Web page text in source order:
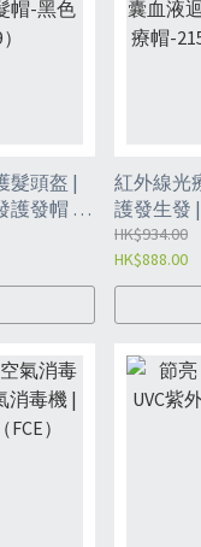
髮頭盔 |
護發帽 |
41559）
紅外線光
護發生發
圈 | 無線
（usb充電
HK$934.00
HK$888.00